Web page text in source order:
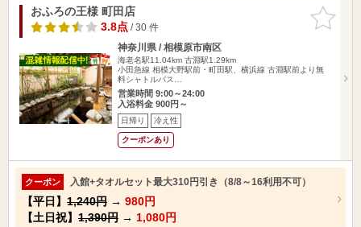
お気に入
りに追加
おふろの王様 町田店
3.8点/ 30 件
神奈川県 / 相模原市南区
海老名駅11.04km 古淵駅1.29km
小田急線 相模大野駅前・町田駅、横浜線 古淵駅前より無
料シャトルバス…
営業時間 9:00～24:00
入浴料金 900円～
日帰り 冷え性
クーポンあり
クーポン 入館+タオルセット最大310円引き（8/8～16利用不可）
【平日】 1,240円 → 980円
【土日祝】 1,390円 → 1,080円